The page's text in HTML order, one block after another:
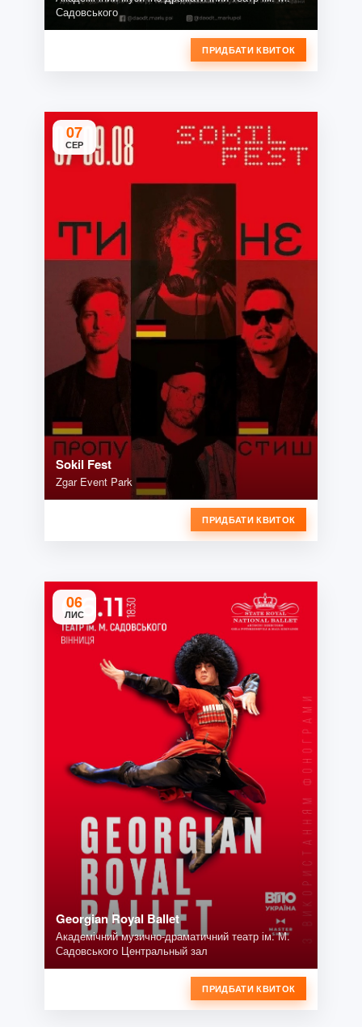
Садовського
ПРИДБАТИ КВИТОК
07
СЕР
Sokil Fest
Zgar Event Park
ПРИДБАТИ КВИТОК
06
ЛИС
Georgian Royal Ballet
Академічний музично-драматичний театр ім. М.
Садовського Центральный зал
ПРИДБАТИ КВИТОК